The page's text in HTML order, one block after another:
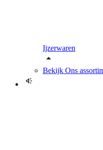
Ijzerwaren
Bekijk Ons